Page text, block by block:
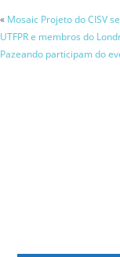
« Mosaic Projeto do CISV
UTFPR e membros do
Pazeando participam do